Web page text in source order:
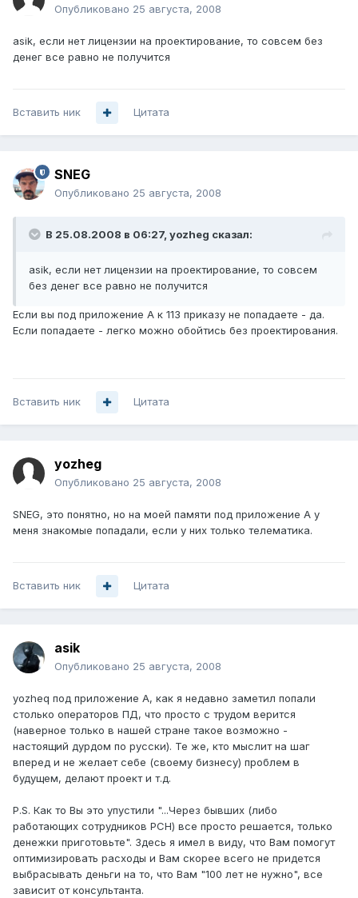
Опубликовано 25 августа, 2008
asik, если нет лицензии на проектирование, то совсем без
денег все равно не получится
Вставить ник Цитата
SNEG
Опубликовано 25 августа, 2008
В 25.08.2008 в 06:27, yozheg сказал:
asik, если нет лицензии на проектирование, то совсем
без денег все равно не получится
Если вы под приложение А к 113 приказу не попадаете - да.
Если попадаете - легко можно обойтись без проектирования.
Вставить ник Цитата
yozheg
Опубликовано 25 августа, 2008
SNEG, это понятно, но на моей памяти под приложение А у
меня знакомые попадали, если у них только телематика.
Вставить ник Цитата
asik
Опубликовано 25 августа, 2008
yozheq под приложение А, как я недавно заметил попали
столько операторов ПД, что просто с трудом верится
(наверное только в нашей стране такое возможно -
настоящий дурдом по русски). Те же, кто мыслит на шаг
вперед и не желает себе (своему бизнесу) проблем в
будущем, делают проект и т.д.
P.S. Как то Вы это упустили "...Через бывших (либо
работающих сотрудников РСН) все просто решается, только
денежки приготовьте". Здесь я имел в виду, что Вам помогут
оптимизировать расходы и Вам скорее всего не придется
выбрасывать деньги на то, что Вам "100 лет не нужно", все
зависит от консультанта.